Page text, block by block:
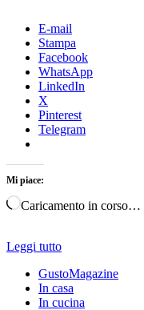
E-mail
Stampa
Facebook
WhatsApp
LinkedIn
X
Pinterest
Telegram
Mi piace:
Caricamento in corso…
Leggi tutto
GustoMagazine
In casa
In cucina